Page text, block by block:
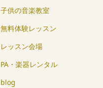
子供の音楽教室
無料体験レッスン
レッスン会場
PA・楽器レンタル
blog